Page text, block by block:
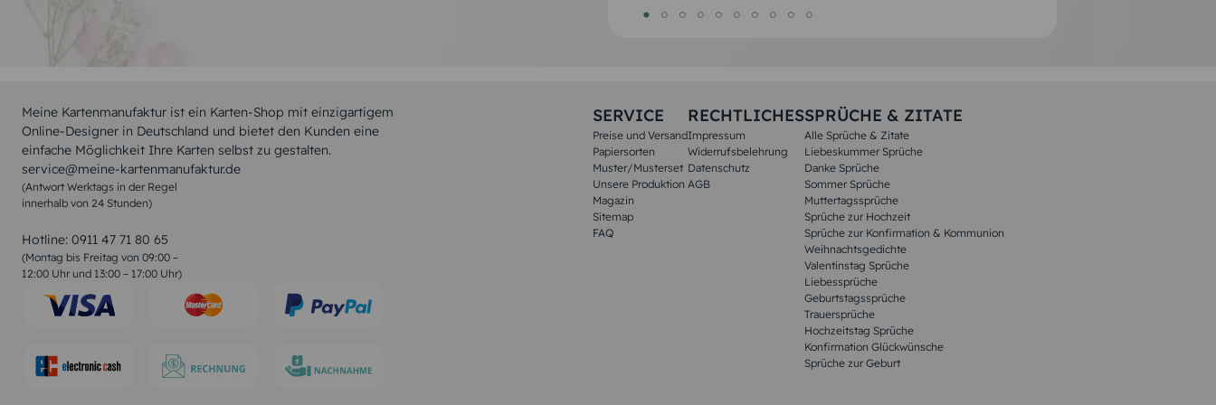
Meine Kartenmanufaktur ist ein Karten-Shop mit einzigartigem
Online-Designer in Deutschland und bietet den Kunden eine
einfache Möglichkeit Ihre Karten selbst zu gestalten.
service@meine-kartenmanufaktur.de
(Antwort Werktags in der Regel
innerhalb von 24 Stunden)
Hotline: 0911 47 71 80 65
(Montag bis Freitag von 09:00 –
12:00 Uhr und 13:00 – 17:00 Uhr)
SERVICE
Preise und Versand
Papiersorten
Muster/Musterset
Unsere Produktion
Magazin
Sitemap
FAQ
RECHTLICHES
Impressum
Widerrufsbelehrung
Datenschutz
AGB
SPRÜCHE & ZITATE
Alle Sprüche & Zitate
Liebeskummer Sprüche
Danke Sprüche
Sommer Sprüche
Muttertagssprüche
Sprüche zur Hochzeit
Sprüche zur Konfirmation & Kommunion
Weihnachtsgedichte
Valentinstag Sprüche
Liebessprüche
Geburtstagssprüche
Trauersprüche
Hochzeitstag Sprüche
Konfirmation Glückwünsche
Sprüche zur Geburt